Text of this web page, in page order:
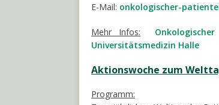
E-Mail: onkologischer-
Mehr Infos:
Universitätsmedizin Halle
Aktionswoche zum
Programm: